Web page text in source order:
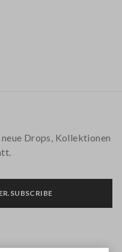
Drops, Kollektionen